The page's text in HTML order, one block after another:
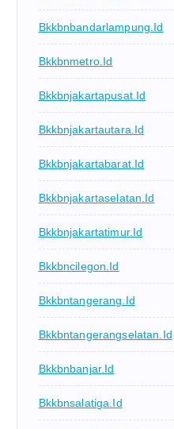
Bkkbnbandarlampung.id
Bkkbnmetro.id
Bkkbnjakartapusat.id
Bkkbnjakartautara.id
Bkkbnjakartabarat.id
Bkkbnjakartaselatan.id
Bkkbnjakartatimur.id
Bkkbncilegon.id
Bkkbntangerang.id
Bkkbntangerangselatan.id
Bkkbnbanjar.id
Bkkbnsalatiga.id